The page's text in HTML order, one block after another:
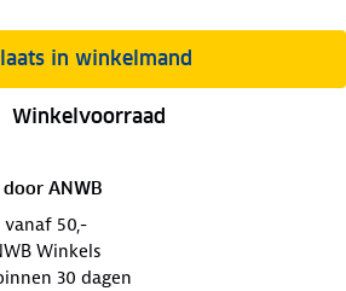
in winkelmand
Winkelvoorraad
door ANWB
50,-
Winkels
30 dagen